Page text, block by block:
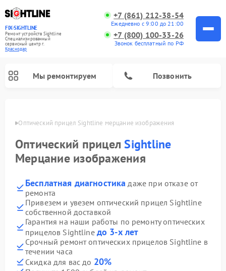
FIX-SIGHTLINE
Ремонт устройств Sightline
Специализированный
cервисный центр г.
Краснодар
+7 (861) 212-38-54
Ежедневно с 9:00 до 21:00
+7 (800) 100-33-26
Звонок бесплатный по РФ
Мы ремонтируем Позвонить
Оптический прицел Sightline мерцание изображения
Оптический прицелSightline
Мерцание изображения
Бесплатная диагностика даже при отказе от
ремонта
Привезем и увезем оптический прицел Sightline
собственной доставкой
Гарантия на наши работы по ремонту оптических
прицелов Sightline до 3-х лет
Срочный ремонт оптических прицелов Sightline в
течении часа
Скидка для вас до 20%